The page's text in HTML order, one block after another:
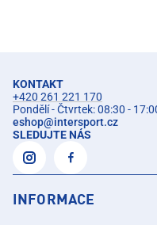
KONTAKT
+420 261 221 170
Pondělí - Čtvrtek: 08:30 -
eshop@intersport.cz
SLEDUJTE NÁS
INFORMACE